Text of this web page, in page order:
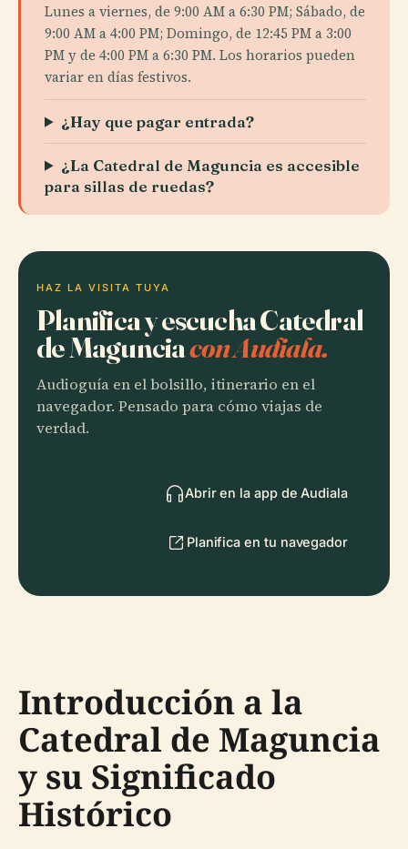
Lunes a viernes, de 9:00 AM a 6:30 PM; Sábado, de
9:00 AM a 4:00 PM; Domingo, de 12:45 PM a 3:00
PM y de 4:00 PM a 6:30 PM. Los horarios pueden
variar en días festivos.
¿Hay que pagar entrada?
¿La Catedral de Maguncia es accesible
para sillas de ruedas?
HAZ LA VISITA TUYA
Planifica y escucha Catedral
de Magunciacon Audiala.
Audioguía en el bolsillo, itinerario en el
navegador. Pensado para cómo viajas de
verdad.
Abrir en la app de Audiala
Planifica en tu navegador
Introducción a la
Catedral de Maguncia
y su Significado
Histórico